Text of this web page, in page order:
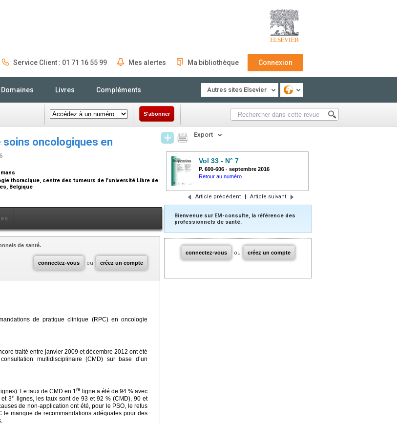
Service Client : 01 71 16 55 99 Mes alertes Ma bibliothèque Connexion
Domaines Livres Compléments Autres sites Elsevier
S'abonner
soins oncologiques en
thoracique, centre des tumeurs de l’université Libre de
Belgique
connectez-vous ou créez un compte
de santé.
de pratique clinique (RPC) en oncologie
traité entre janvier 2009 et décembre 2012 ont été
multidisciplinaire (CMD) sur base d’un
Le taux de CMD en 1re
ligne a été de 94 % avec
et 3e
lignes, les taux sont de 93 et 92 % (CMD), 90 et
de non-application ont été, pour le PSO, le refus
manque de recommandations adéquates pour des
Export
Vol 33 - N° 7
P. 600-606 - septembre 2016
Retour au numéro
Article précédent | Article suivant
Bienvenue sur EM-consulte, la référence des
professionnels de santé.
connectez-vous ou créez un compte